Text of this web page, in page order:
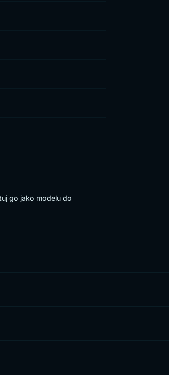
go jako modelu do